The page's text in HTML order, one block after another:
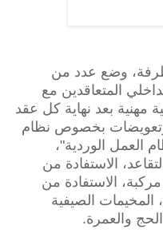
وضع عدد من
المتعاقدين مع
بعد نهاية كل عقد
بخصوص نظام
العمل الوردية"،
الاستفادة من
الاستفادة من
المخيمات الصيفية
والعمرة.